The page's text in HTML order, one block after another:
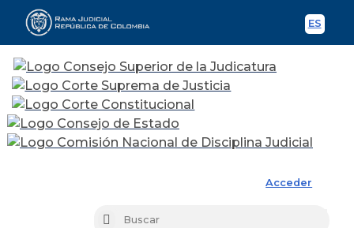
ES
Acceder
Buscar